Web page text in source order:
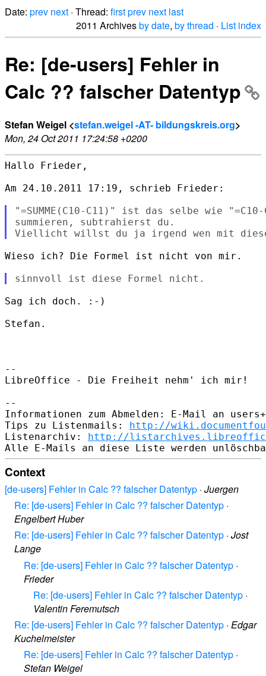
Date: prev next · Thread: firstprev next last
2011 Archivesby date, by thread · List index
Re: [de-users] Fehler in
Calc ?? falscher Datentyp
Stefan Weigel <stefan.weigel -AT- bildungskreis.org>
Mon, 24 Oct 2011 17:24:58 +0200
Hallo Frieder,
Am 24.10.2011 17:19, schrieb Frieder:
"=SUMME(C10-C11)" ist das selbe wie
summieren, subtrahierst du.
Wieso ich? Die Formel ist nicht von mir.
Sag ich doch. :-)
Stefan.
--
LibreOffice - Die Freiheit nehm' ich mir!
--
Informationen zum Abmelden: E-Mail an
Tips zu Listenmails: http://
Listenarchiv: http://
Context
[de-users] Fehler in Calc ?? falscher Datentyp · Juergen
Re: [de-users] Fehler in Calc ?? falscher Datentyp ·
Engelbert Huber
Re: [de-users] Fehler in Calc ?? falscher Datentyp · Jost
Lange
Re: [de-users] Fehler in Calc ?? falscher Datentyp ·
Frieder
Re: [de-users] Fehler in Calc ?? falscher Datentyp ·
Valentin Feremutsch
Re: [de-users] Fehler in Calc ?? falscher Datentyp · Edgar
Kuchelmeister
Re: [de-users] Fehler in Calc ?? falscher Datentyp ·
Stefan Weigel